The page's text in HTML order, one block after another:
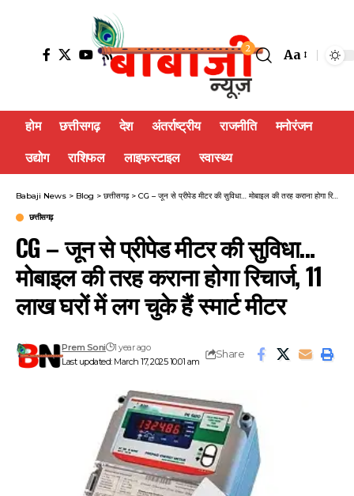
2 Aa
होम छत्तीसगढ़ देश अंतर्राष्ट्रीय राजनीति मनोरंजन
उद्योग राशिफल लाइफस्टाइल स्वास्थ्य
Babaji News > Blog > छत्तीसगढ़> CG – जून से प्रीपेड मीटर की सुविधा… मोबाइल की तरह कराना होगा रिचार्ज, 11 लाख घरों में लग चुके हैं स्मार्ट मीटर
छत्तीसगढ़
CG – जून से प्रीपेड मीटर की सुविधा…
मोबाइल की तरह कराना होगा रिचार्ज, 11
लाख घरों में लग चुके हैं स्मार्ट मीटर
Last updated: March 17, 2025 10:01 am
Prem Soni 1 year ago
Share